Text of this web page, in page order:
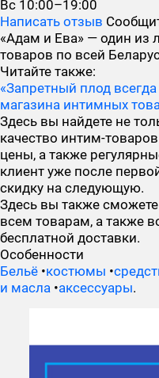
Вс 10:00–19:00
Написать отзыв
«Адам и Ева» — один из
товаров по всей
Читайте также:
«Запретный плод
магазина интимных
Здесь вы найдете не
качество интим-
цены, а также
клиент уже после
скидку на следующую.
Здесь вы также
всем товарам, а также
бесплатной доставки.
Особенности
Бельё •костюмы •
и масла •аксессуары.